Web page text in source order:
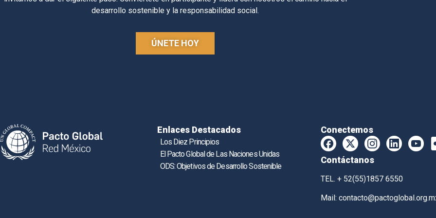
desarrollo sostenible y la responsabilidad social.
ÚNETE HOY
Enlaces Destacados
Los Diez Principios
El Pacto Global de Las Naciones Unidas
ODS: Objetivos de Desarrollo Sostenible
Conectemos
Contáctanos
TEL. + 52(55)1857 6550
Mail: